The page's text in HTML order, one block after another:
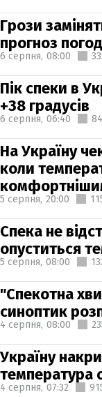
Грози
прогноз
6 серпня, 08:00
Пік спеки в
+38 градусів
6 серпня, 06:40
На Україну
коли
5 серпня, 20:00
Спека не
опуститься
5 серпня, 08:00
"Спекотна
синоптик
4 серпня, 08:00
Україну
температура
4 серпня, 07:32